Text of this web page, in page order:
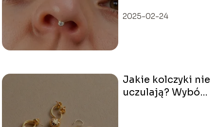
informacje o
2025-02-24
Jakie kolczyki nie
uczulają? Wybór